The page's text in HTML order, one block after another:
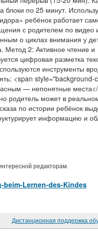
блоки по 25 минут.
ребёнок работает
с родителем по видео
о циклах внимания у
2: Активное чтение и
цифровая разметка
инструменты
<span style="background-
— непонятные
родитель может в
по истории ребёнок
информацию и
редакторам.
Lernen-des-Kindes
Дистанционная поддержка